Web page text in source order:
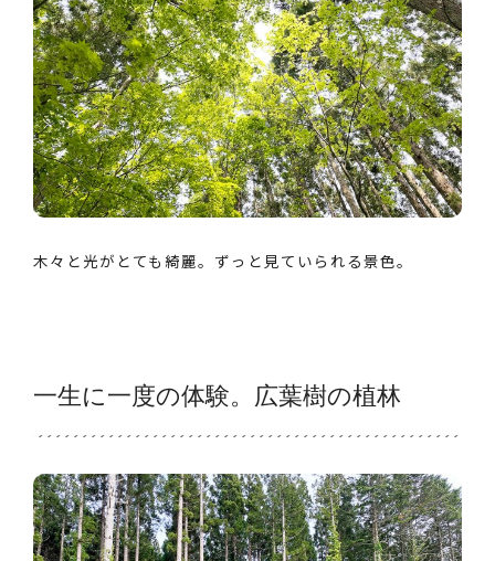
木々と光がとても綺麗。ずっと見ていられる景色。
一生に一度の体験。広葉樹の植林